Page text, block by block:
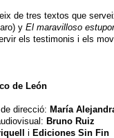
de tres textos que
y El maravilloso estupor
els testimonis i els
de León
direcció: María
Bruno Ruiz
i Ediciones Sin Fin